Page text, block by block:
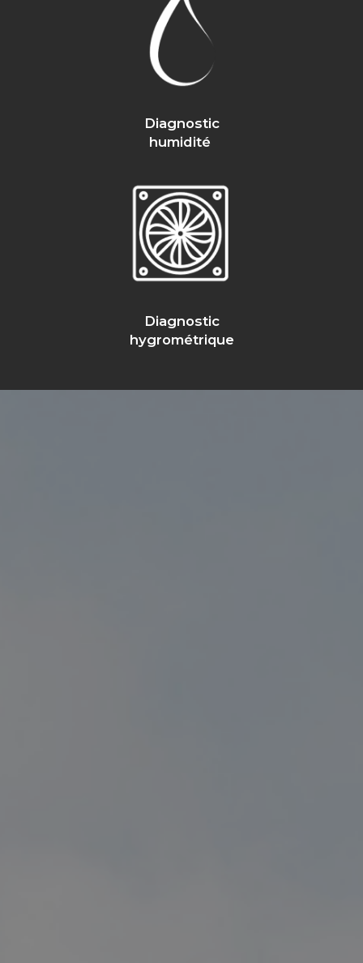
Diagnostic
humidité
Diagnostic
hygrométrique